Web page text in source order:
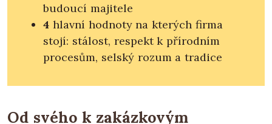
budoucí majitele
4 hlavní hodnoty na kterých firma
stojí: stálost, respekt k přírodním
procesům, selský rozum a tradice
Od svého k zakázkovým